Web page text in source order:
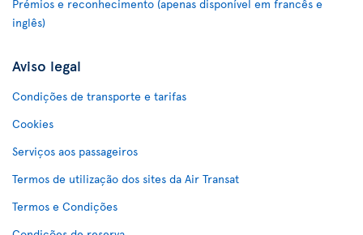
Prémios e reconhecimento (apenas disponível em francês e
inglês)
Aviso legal
Condições de transporte e tarifas
Cookies
Serviços aos passageiros
Termos de utilização dos sites da Air Transat
Termos e Condições